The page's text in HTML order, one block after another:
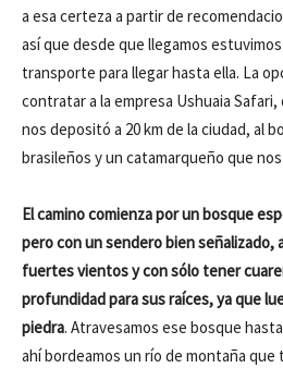
a esa certeza a partir de
así que desde que llegamos
transporte para llegar hasta ella. La
contratar a la empresa Ushuaia
nos depositó a 20 km de la ciudad, al
brasileños y un catamarqueño que
El camino comienza por un bosque
pero con un sendero bien señalizado,
fuertes vientos y con sólo tener
profundidad para sus raíces, ya que
piedra. Atravesamos ese bosque
ahí bordeamos un río de montaña